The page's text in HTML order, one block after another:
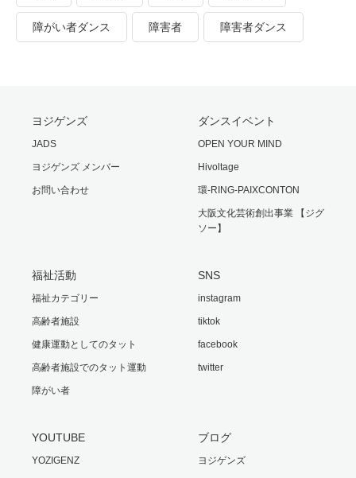
障がい者ダンス 障害者 障害者ダンス
ヨジゲンズ
JADS
ヨジゲンズ メンバー
お問い合わせ
ダンスイベント
OPEN YOUR MIND
Hivoltage
環-RING-PAIXCONTON
大阪文化芸術創出事業 【ジグ
ソー】
福祉活動
福祉カテゴリー
高齢者施設
健康運動としてのタット
高齢者施設でのタット運動
障がい者
SNS
instagram
tiktok
facebook
twitter
YOUTUBE
YOZIGENZ
ブログ
ヨジゲンズ